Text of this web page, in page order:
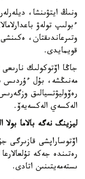
ونىڭ ايتۋىنشا،
وتىرعاندىقتان، ەكىنشى
قويمايدى.
جاڭا اۆتوكولىك
مەنىڭشە، بۇل ءۇردىس
رەۆوليۋتسيالىق
الەكسەي الەكسەيەۆ.
ليزينگ نەگە بالاما بولا
اۆتوساراپشى قازىرگى
رەتىندە جەكە
ىستەمەيتىنىن اتادى.